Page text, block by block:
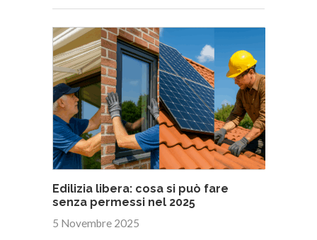
Edilizia libera: cosa si può fare
senza permessi nel 2025
5 Novembre 2025